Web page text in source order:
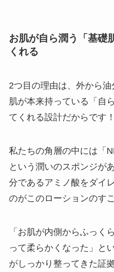
お肌が自ら潤う「基礎
くれる
2つ目の理由は、外から
肌が本来持っている「自
てくれる設計だからです！
私たちの角層の中には「
という潤いのスポンジが
分であるアミノ酸をダイ
のがこのローションのす
「お肌が内側からふっく
って柔らかくなった」と
がしっかり整ってきた証